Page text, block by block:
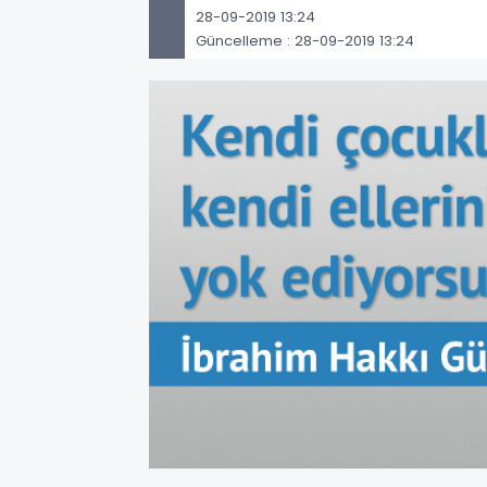
28-09-2019 13:24
Güncelleme : 28-09-2019 13:24